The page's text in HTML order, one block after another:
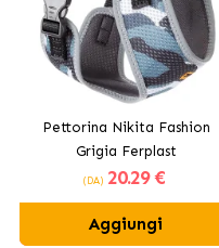
Pettorina Nikita Fashion
Grigia Ferplast
(DA) 20.29 €
Aggiungi